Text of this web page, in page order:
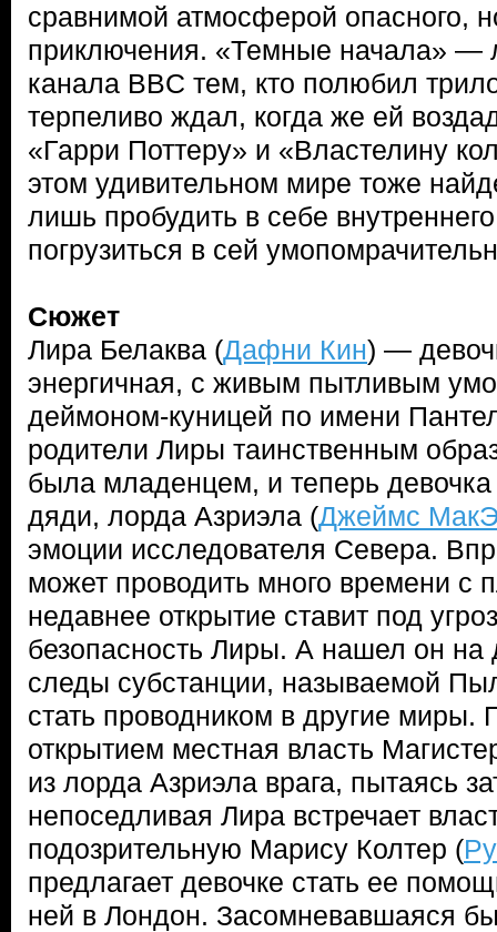
сравнимой атмосферой опасного,
приключения. «Темные начала» —
канала BBC тем, кто полюбил
терпеливо ждал, когда же ей
«Гарри Поттеру» и «Властелину
этом удивительном мире тоже
лишь пробудить в себе
погрузиться в сей
Сюжет
Лира Белаква (Дафни Кин) —
энергичная, с живым пытливым
деймоном-куницей по имени
родители Лиры таинственным
была младенцем, и теперь
дяди, лорда Азриэла (Джеймс
эмоции исследователя Севера.
может проводить много времени с
недавнее открытие ставит под
безопасность Лиры. А нашел он на
следы субстанции, называемой
стать проводником в другие миры.
открытием местная власть
из лорда Азриэла врага, пытаясь
непоседливая Лира встречает
подозрительную Марису Колтер (
предлагает девочке стать ее
ней в Лондон. Засомневавшаяся